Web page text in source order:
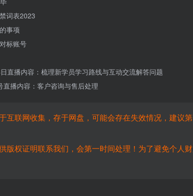
词表2023
事项
标账号
直播内容：梳理新学员学习路线与互动交流解答问题
直播内容：客户咨询与售后处理
互联网收集，存于网盘，可能会存在失效情况，建议
版权证明联系我们，会第一时间处理！为了避免个人